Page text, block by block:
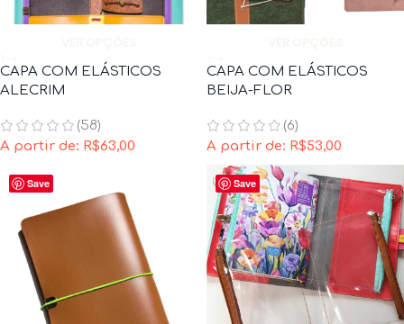
CAPA COM ELÁSTICOS
ALECRIM
(58)
A partir de: R$63,00
CAPA COM ELÁSTICOS
BEIJA-FLOR
(6)
A partir de: R$53,00
Save Save